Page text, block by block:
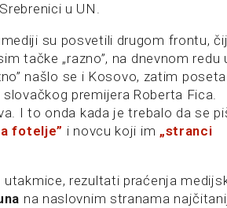
u UN.
su posvetili drugom frontu,
tačke „razno”, na dnevnom redu
našlo se i Kosovo, zatim poseta
premijera Roberta Fica.
I to onda kada je trebalo da se
fotelje” i novcu koji im „stranci
rezultati praćenja
na naslovnim stranama